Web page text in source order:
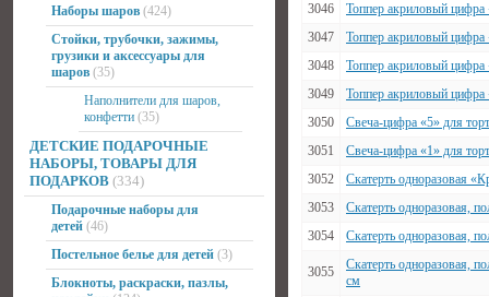
Наборы шаров (424)
Стойки, трубочки, зажимы,
грузики и аксессуары для
шаров (35)
Наполнители для шаров,
конфетти (35)
ДЕТСКИЕ ПОДАРОЧНЫЕ
НАБОРЫ, ТОВАРЫ ДЛЯ
ПОДАРКОВ (334)
Подарочные наборы для
детей (46)
Постельное белье для детей (3)
Блокноты, раскраски, пазлы,
3046
Топпер акриловый цифра
3047
Топпер акриловый цифра
3048
Топпер акриловый цифра
3049
Топпер акриловый цифра
3050
Свеча-цифра «5» для
3051
Свеча-цифра «1» для
3052
Скатерть одноразовая
3053
Скатерть одноразовая,
3054
Скатерть одноразовая,
3055
Скатерть одноразовая,
см